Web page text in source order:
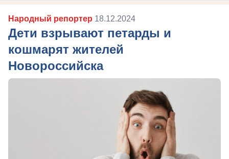
Народный репортер 18.12.2024
Дети взрывают петарды и
кошмарят жителей
Новороссийска